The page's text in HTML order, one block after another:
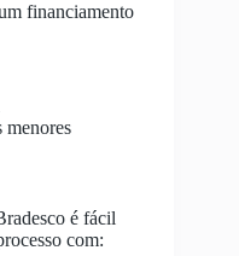
financiamento
menores
é fácil
com: